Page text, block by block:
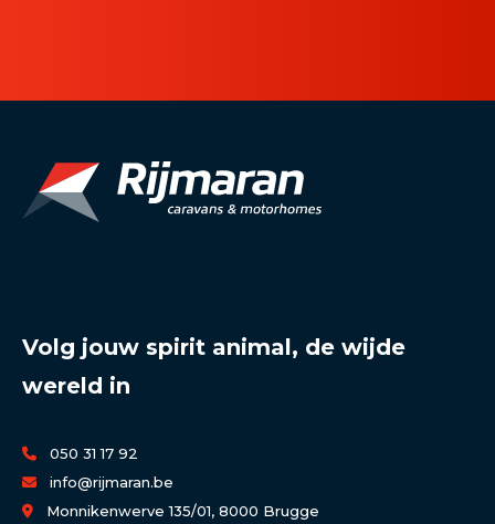
Volg jouw spirit animal, de wijde
wereld in
050 31 17 92
info@rijmaran.be
Monnikenwerve 135/01, 8000 Brugge